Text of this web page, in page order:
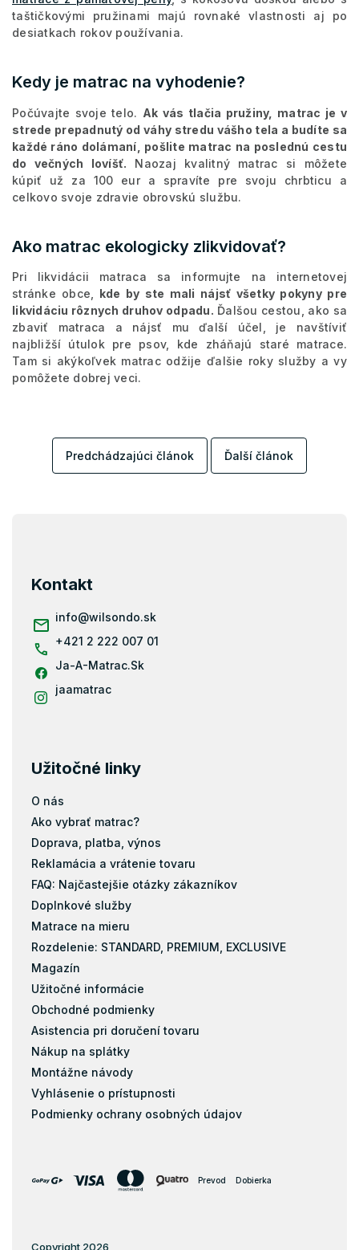
taštičkovými pružinami majú rovnaké vlastnosti aj po
desiatkach rokov používania.
Kedy je matrac na vyhodenie?
Počúvajte svoje telo. Ak vás tlačia pružiny, matrac je v
strede prepadnutý od váhy stredu vášho tela a budíte sa
každé ráno dolámaní, pošlite matrac na poslednú cestu
do večných lovíšť. Naozaj kvalitný matrac si môžete
kúpiť už za 100 eur a spravíte pre svoju chrbticu a
celkovo svoje zdravie obrovskú službu.
Ako matrac ekologicky zlikvidovať?
Pri likvidácii matraca sa informujte na internetovej
stránke obce, kde by ste mali nájsť všetky pokyny pre
likvidáciu rôznych druhov odpadu. Ďalšou cestou, ako sa
zbaviť matraca a nájsť mu ďalší účel, je navštíviť
najbližší útulok pre psov, kde zháňajú staré matrace.
Tam si akýkoľvek matrac odžije ďalšie roky služby a vy
pomôžete dobrej veci.
Predchádzajúci článok Ďalší článok
Kontakt
info@wilsondo.sk
+421 2 222 007 01
Ja-A-Matrac.Sk
jaamatrac
Užitočné linky
O nás
Ako vybrať matrac?
Doprava, platba, výnos
Reklamácia a vrátenie tovaru
FAQ: Najčastejšie otázky zákazníkov
Doplnkové služby
Matrace na mieru
Rozdelenie: STANDARD, PREMIUM, EXCLUSIVE
Magazín
Užitočné informácie
Obchodné podmienky
Asistencia pri doručení tovaru
Nákup na splátky
Montážne návody
Vyhlásenie o prístupnosti
Podmienky ochrany osobných údajov
Prevod Dobierka
Copyright 2026